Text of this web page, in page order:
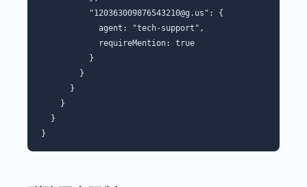
          "120363009876543210@g.us": {
            agent: "tech-support",
            requireMention: true
          }
        }
      }
    }
  }